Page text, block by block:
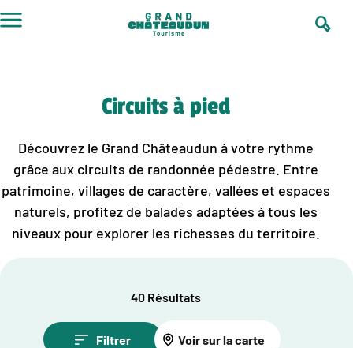
au
Circuits à pied
Découvrez le Grand Châteaudun à votre rythme
grâce aux circuits de randonnée pédestre. Entre
patrimoine, villages de caractère, vallées et espaces
naturels, profitez de balades adaptées à tous les
niveaux pour explorer les richesses du territoire.
40 Résultats
Filtrer Voir sur la carte